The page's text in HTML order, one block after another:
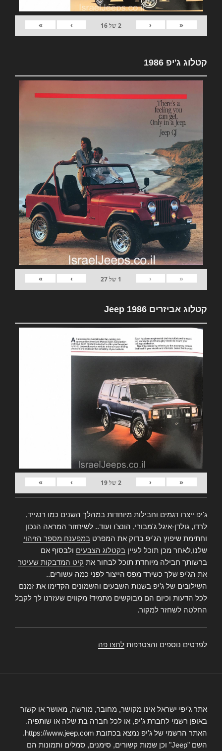
«
‹
2של16
›
»
קטלוג ג'יפ 1986
«
‹
1 של27
›
»
קטלוג אביזרים Jeep 1986
«
‹
2של19
›
»
ג'יפ ייצרו דגמים וחבילות מיוחדות במהלך השנים כמו רנגייד,
לרדו, גולדן-איגל ג'מבורי, הונצ'ו ועוד.. לשיחזור המראה הנכון
וחתימת שיפוץ הג'יפ בדוק את המפרט במפענח מספר הזיהוי
שלנו,לאחר מכן תוכל לעיין בקטלוג הצבעים ולבסוף אם
ברשותך חבילה מיוחדת תוכל לבחור את קיט המדבקות שעיטר
את הג'יפ שלך כשירד מפס הייצור לפני כמה עשורים..
השילובים של ג'יפ בשנות השבעים והשמונים הקדימו את זמנם
לכל הדעות וכיום הם מבוקשים מתמיד! מקווים שעזרנו לך לקבל
החלטה לשחזר למקור.
לפרטים נוספים והצטרפות לחצו פה
אתר ג'יפי ישראל אינו מקושר, מחובר, מורשה, מאושר או קשור
באופן רשמי לחברת ג'יפ, או לכל חברה בת שלה או שותפיה.
האתר הרשמי של ג'יפ נמצא בכתובת https://www.jeep.com.
השם "Jeep" וכן שמות קשורים, סימנים, סמלים ותמונות הם